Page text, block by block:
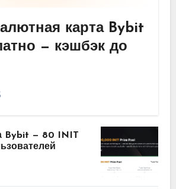
карта Bybit
— кэшбэк до
Bybit — 80 INIT